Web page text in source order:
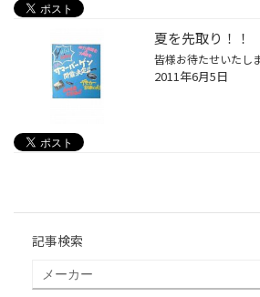
夏を先取り！！
2011年6月5日
記事検索